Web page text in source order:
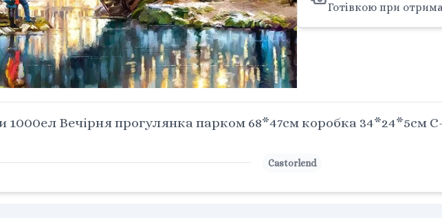
Готівкою при
1000ел Вечірня прогулянка парком 68*47см коробка 34*24*5см
Castorlend